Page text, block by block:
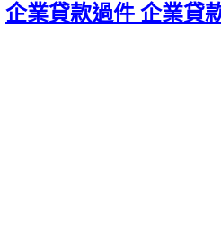
企業貸款過件 企業貸